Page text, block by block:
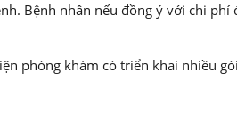
Bệnh nhân nếu đồng ý với chi
phòng khám có triển khai nhiều